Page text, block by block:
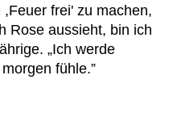
frei' zu machen,
Rose aussieht, bin ich
„Ich werde
fühle.”